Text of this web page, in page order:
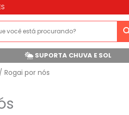
SUPORTA CHUVA E SOL
/ Rogai por nós